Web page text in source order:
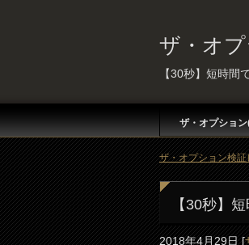
ザ・オ
【30秒】短時間
ザ・オプショ
ザ・オプション検
【30秒】
2018年4月29日[